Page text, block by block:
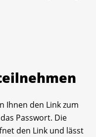
Ihnen den Link zum
Passwort. Die
den Link und lässt